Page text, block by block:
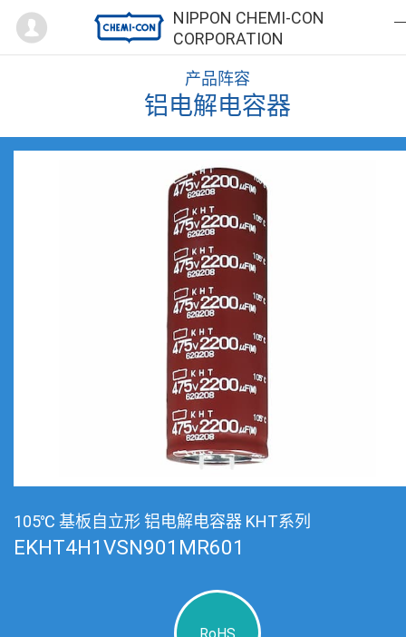
NIPPON CHEMI-CON
CORPORATION
Mypage
产品阵容
铝电解电容器
105℃ 基板自立形 铝电解电容器 KHT系列
EKHT4H1VSN901MR601
RoHS